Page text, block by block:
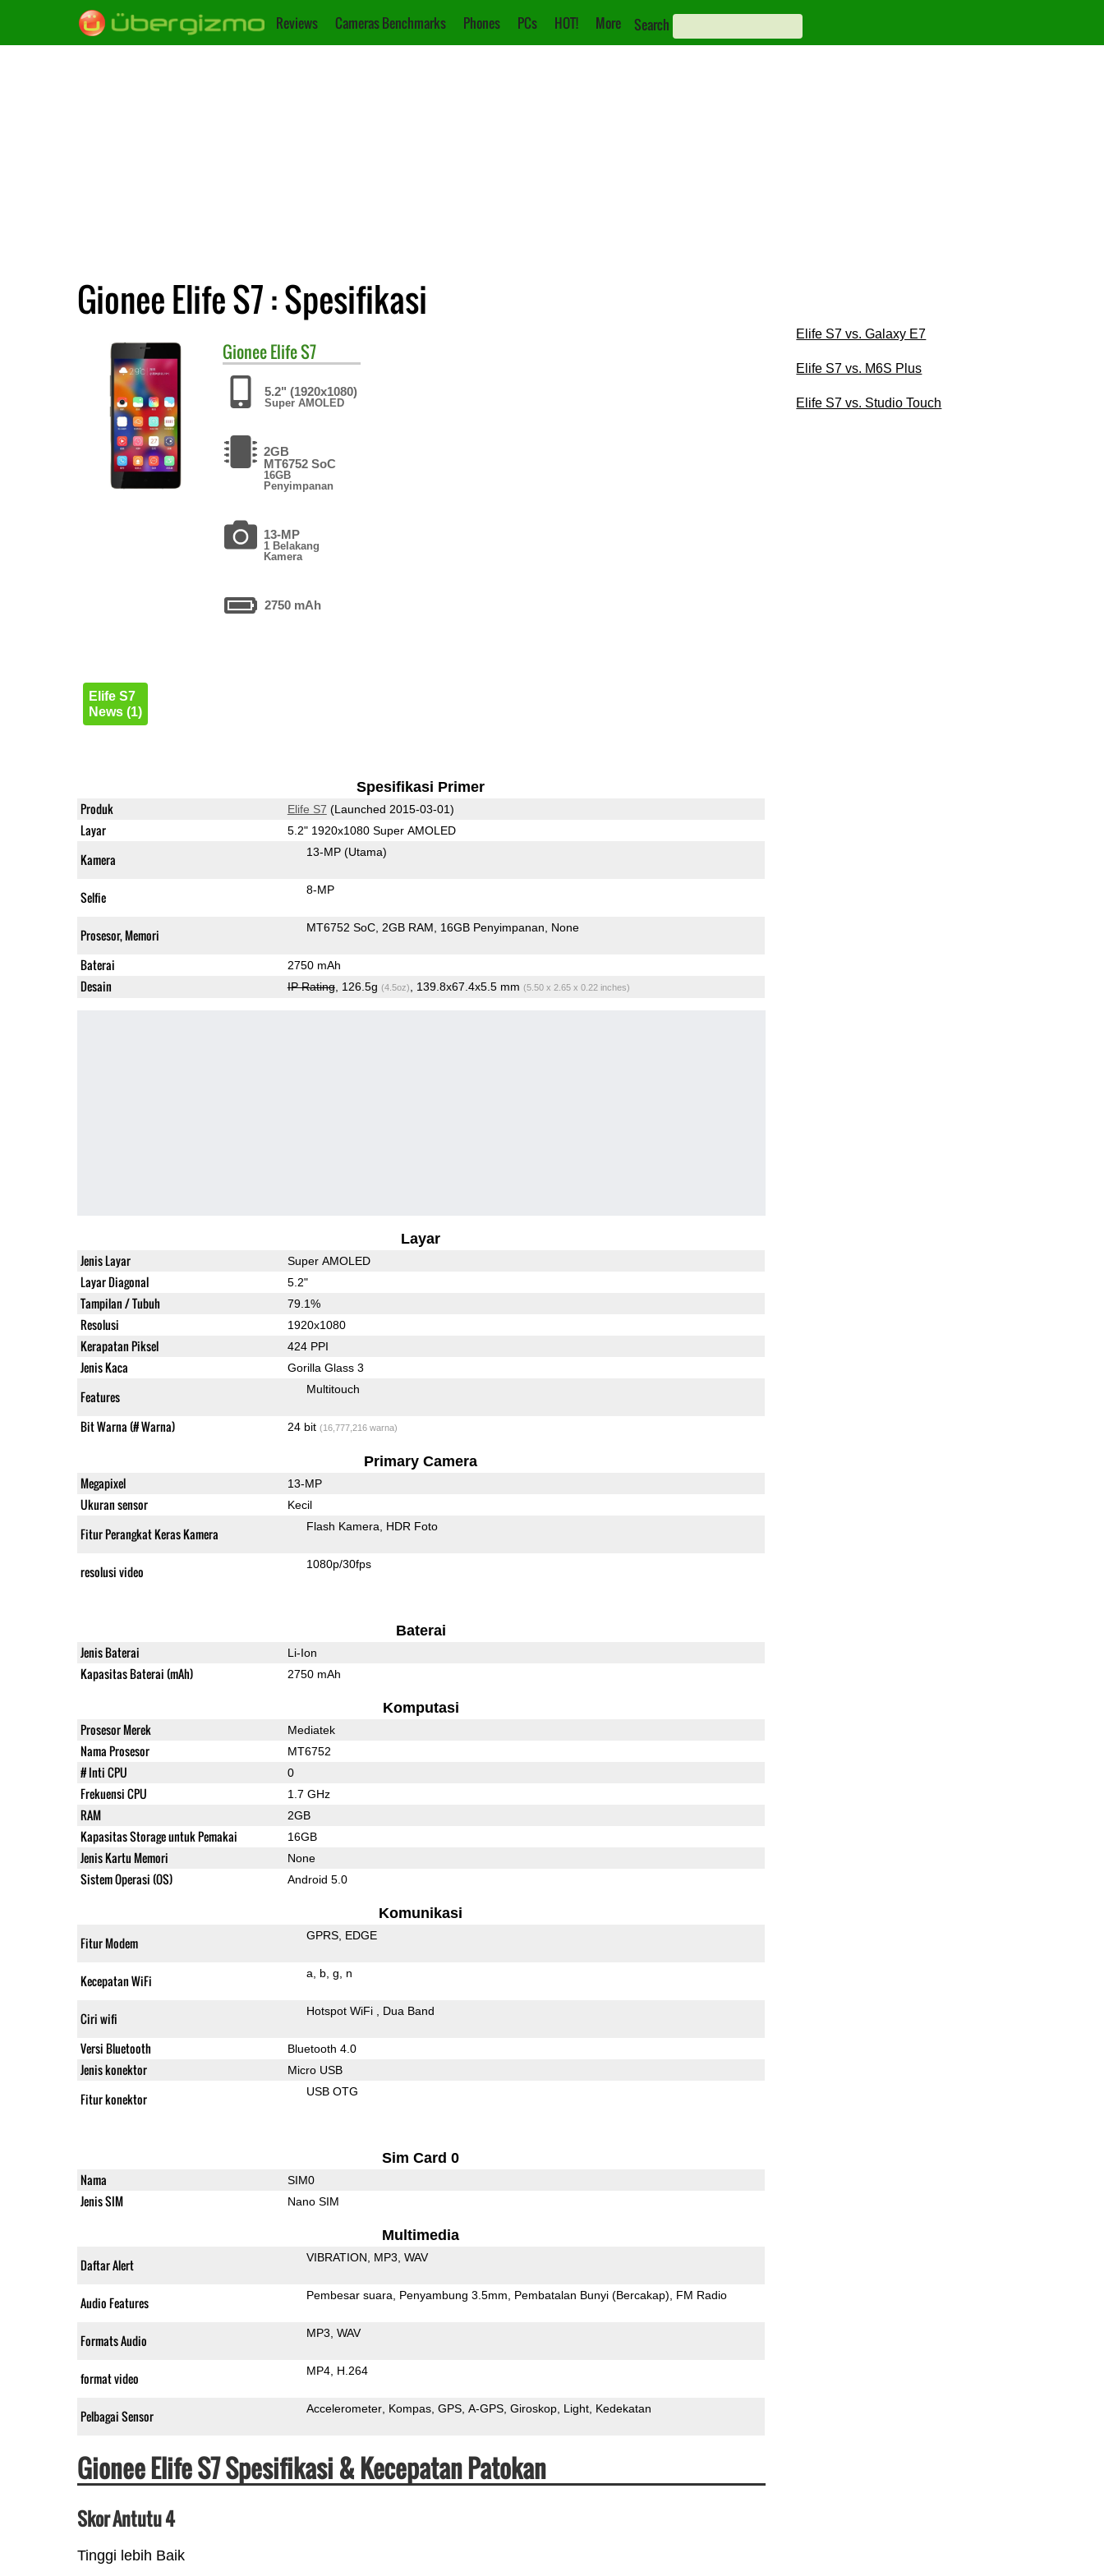
Reviews Cameras Benchmarks Phones PCs HOT! More Search
Gionee Elife S7 : Spesifikasi
GioneeElife S7
5.2" (1920x1080)
Super AMOLED
2GB
MT6752 SoC
16GB
Penyimpanan
13-MP
1 Belakang
Kamera
2750 mAh
Elife S7
News (1)
Spesifikasi Primer
Produk Elife S7 (Launched 2015-03-01)
Layar 5.2" 1920x1080 Super AMOLED
Kamera 13-MP (Utama)
Selfie 8-MP
Prosesor, Memori MT6752 SoC 2GB RAM 16GB Penyimpanan None
Baterai 2750 mAh
Desain IP Rating, 126.5g (4.5oz) , 139.8x67.4x5.5 mm (5.50 x 2.65 x 0.22 inches)
Layar
Jenis Layar Super AMOLED
Layar Diagonal 5.2"
Tampilan / Tubuh 79.1%
Resolusi 1920x1080
Kerapatan Piksel 424 PPI
Jenis Kaca Gorilla Glass 3
Features Multitouch
Bit Warna (# Warna) 24 bit (16,777,216 warna)
Primary Camera
Megapixel 13-MP
Ukuran sensor Kecil
Fitur Perangkat Keras Kamera Flash Kamera HDR Foto
resolusi video 1080p/30fps
Baterai
Jenis Baterai Li-Ion
Kapasitas Baterai (mAh) 2750 mAh
Komputasi
Prosesor Merek Mediatek
Nama Prosesor MT6752
# Inti CPU 0
Frekuensi CPU 1.7 GHz
RAM 2GB
Kapasitas Storage untuk Pemakai 16GB
Jenis Kartu Memori None
Sistem Operasi (OS) Android 5.0
Komunikasi
Fitur Modem GPRS EDGE
Kecepatan WiFi a b g n
Ciri wifi Hotspot WiFi Dua Band
Versi Bluetooth Bluetooth 4.0
Jenis konektor Micro USB
Fitur konektor USB OTG
Sim Card 0
Nama SIM0
Jenis SIM Nano SIM
Multimedia
Daftar Alert VIBRATION MP3 WAV
Audio Features Pembesar suara Penyambung 3.5mm Pembatalan Bunyi (Bercakap) FM Radio
Formats Audio MP3 WAV
format video MP4 H.264
Pelbagai Sensor Accelerometer Kompas GPS A-GPS Giroskop Light Kedekatan
Gionee Elife S7 Spesifikasi & Kecepatan Patokan
Skor Antutu 4
Tinggi lebih Baik
Elife S7 vs. Galaxy E7
Elife S7 vs. M6S Plus
Elife S7 vs. Studio Touch